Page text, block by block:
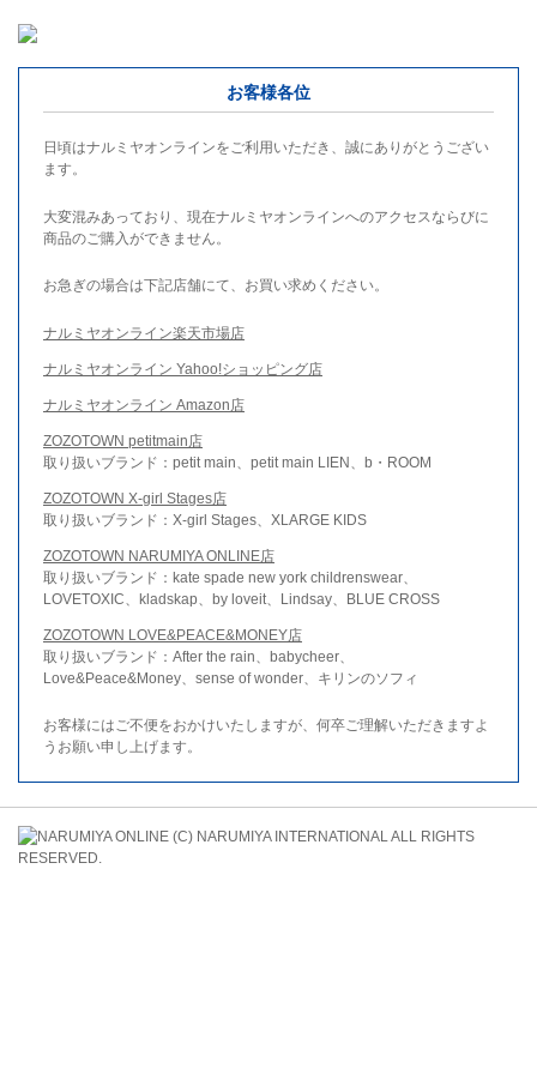
お客様各位
日頃はナルミヤオンラインをご利用いただき、誠にありがとうござい
ます。
大変混みあっており、現在ナルミヤオンラインへのアクセスならびに
商品のご購入ができません。
お急ぎの場合は下記店舗にて、お買い求めください。
ナルミヤオンライン楽天市場店
ナルミヤオンライン Yahoo!ショッピング店
ナルミヤオンライン Amazon店
ZOZOTOWN petitmain店
取り扱いブランド：petit main、petit main LIEN、b・ROOM
ZOZOTOWN X-girl Stages店
取り扱いブランド：X-girl Stages、XLARGE KIDS
ZOZOTOWN NARUMIYA ONLINE店
取り扱いブランド：kate spade new york childrenswear、
LOVETOXIC、kladskap、by loveit、Lindsay、BLUE CROSS
ZOZOTOWN LOVE&PEACE&MONEY店
取り扱いブランド：After the rain、babycheer、
Love&Peace&Money、sense of wonder、キリンのソフィ
お客様にはご不便をおかけいたしますが、何卒ご理解いただきますよ
うお願い申し上げます。